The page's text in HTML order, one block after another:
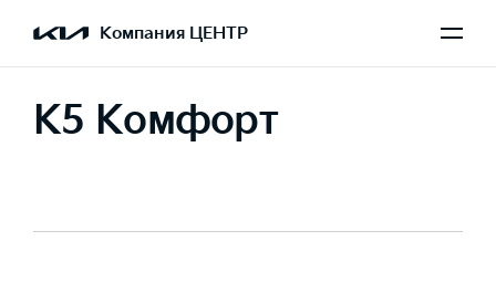
Компания ЦЕНТР
K5 Комфорт